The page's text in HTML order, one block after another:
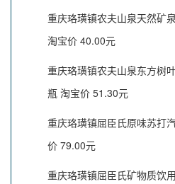
重庆珞璜镇农夫山泉天然矿
淘宝价 40.00元
重庆珞璜镇农夫山泉东方树
瓶 淘宝价 51.30元
重庆珞璜镇屈臣氏原味苏打
价 79.00元
重庆珞璜镇屈臣氏矿物质饮